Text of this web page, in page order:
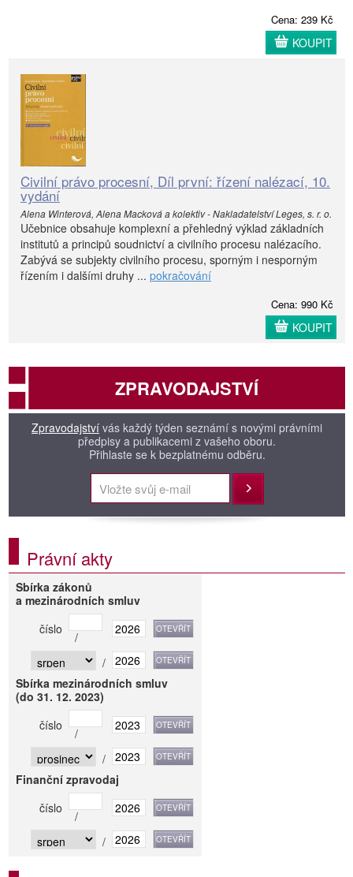
Cena: 239 Kč
KOUPIT
Civilní právo procesní, Díl první: řízení nalézací, 10.
vydání
Alena Winterová, Alena Macková a kolektiv - Nakladatelství Leges, s. r. o.
Učebnice obsahuje komplexní a přehledný výklad základních
institutů a principů soudnictví a civilního procesu nalézacího.
Zabývá se subjekty civilního procesu, sporným i nesporným
řízením i dalšími druhy ... pokračování
Cena: 990 Kč
KOUPIT
ZPRAVODAJSTVÍ
Zpravodajství vás každý týden seznámí s novými právními
předpisy a publikacemi z vašeho oboru.
Přihlaste se k bezplatnému odběru.
Přihlásit
Právní akty
Sbírka zákonů
a mezinárodních smluv
číslo
/
/
Sbírka mezinárodních smluv
(do 31. 12. 2023)
číslo
/
/
Finanční zpravodaj
číslo
/
/